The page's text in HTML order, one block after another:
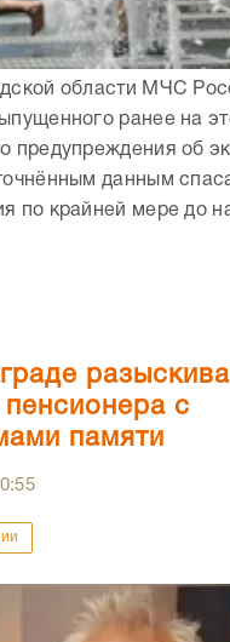
области МЧС
ранее на
предупреждения об
данным
по крайней мере до
пенсионера с
памяти